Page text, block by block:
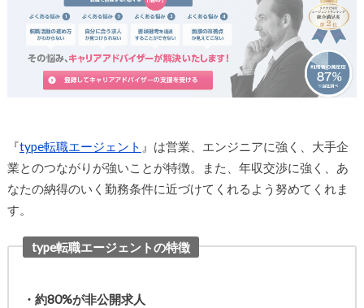
『type転職エージェント 』は営業、エンジニアに強く、大手企
業とのつながりが強いことが特徴。また、年収交渉に強く、あ
なたの納得のいく勤務条件に近づけてくれるよう努めてくれま
す。
type転職エージェントの特徴
・約80%が非公開求人